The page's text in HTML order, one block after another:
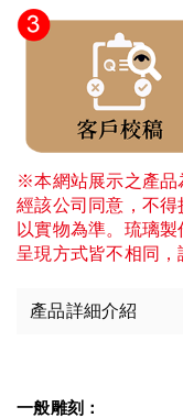
※本網站展示之產品
經該公司同意，不
以實物為準。琉璃
呈現方式皆不相同，
產品詳細介紹
一般雕刻：